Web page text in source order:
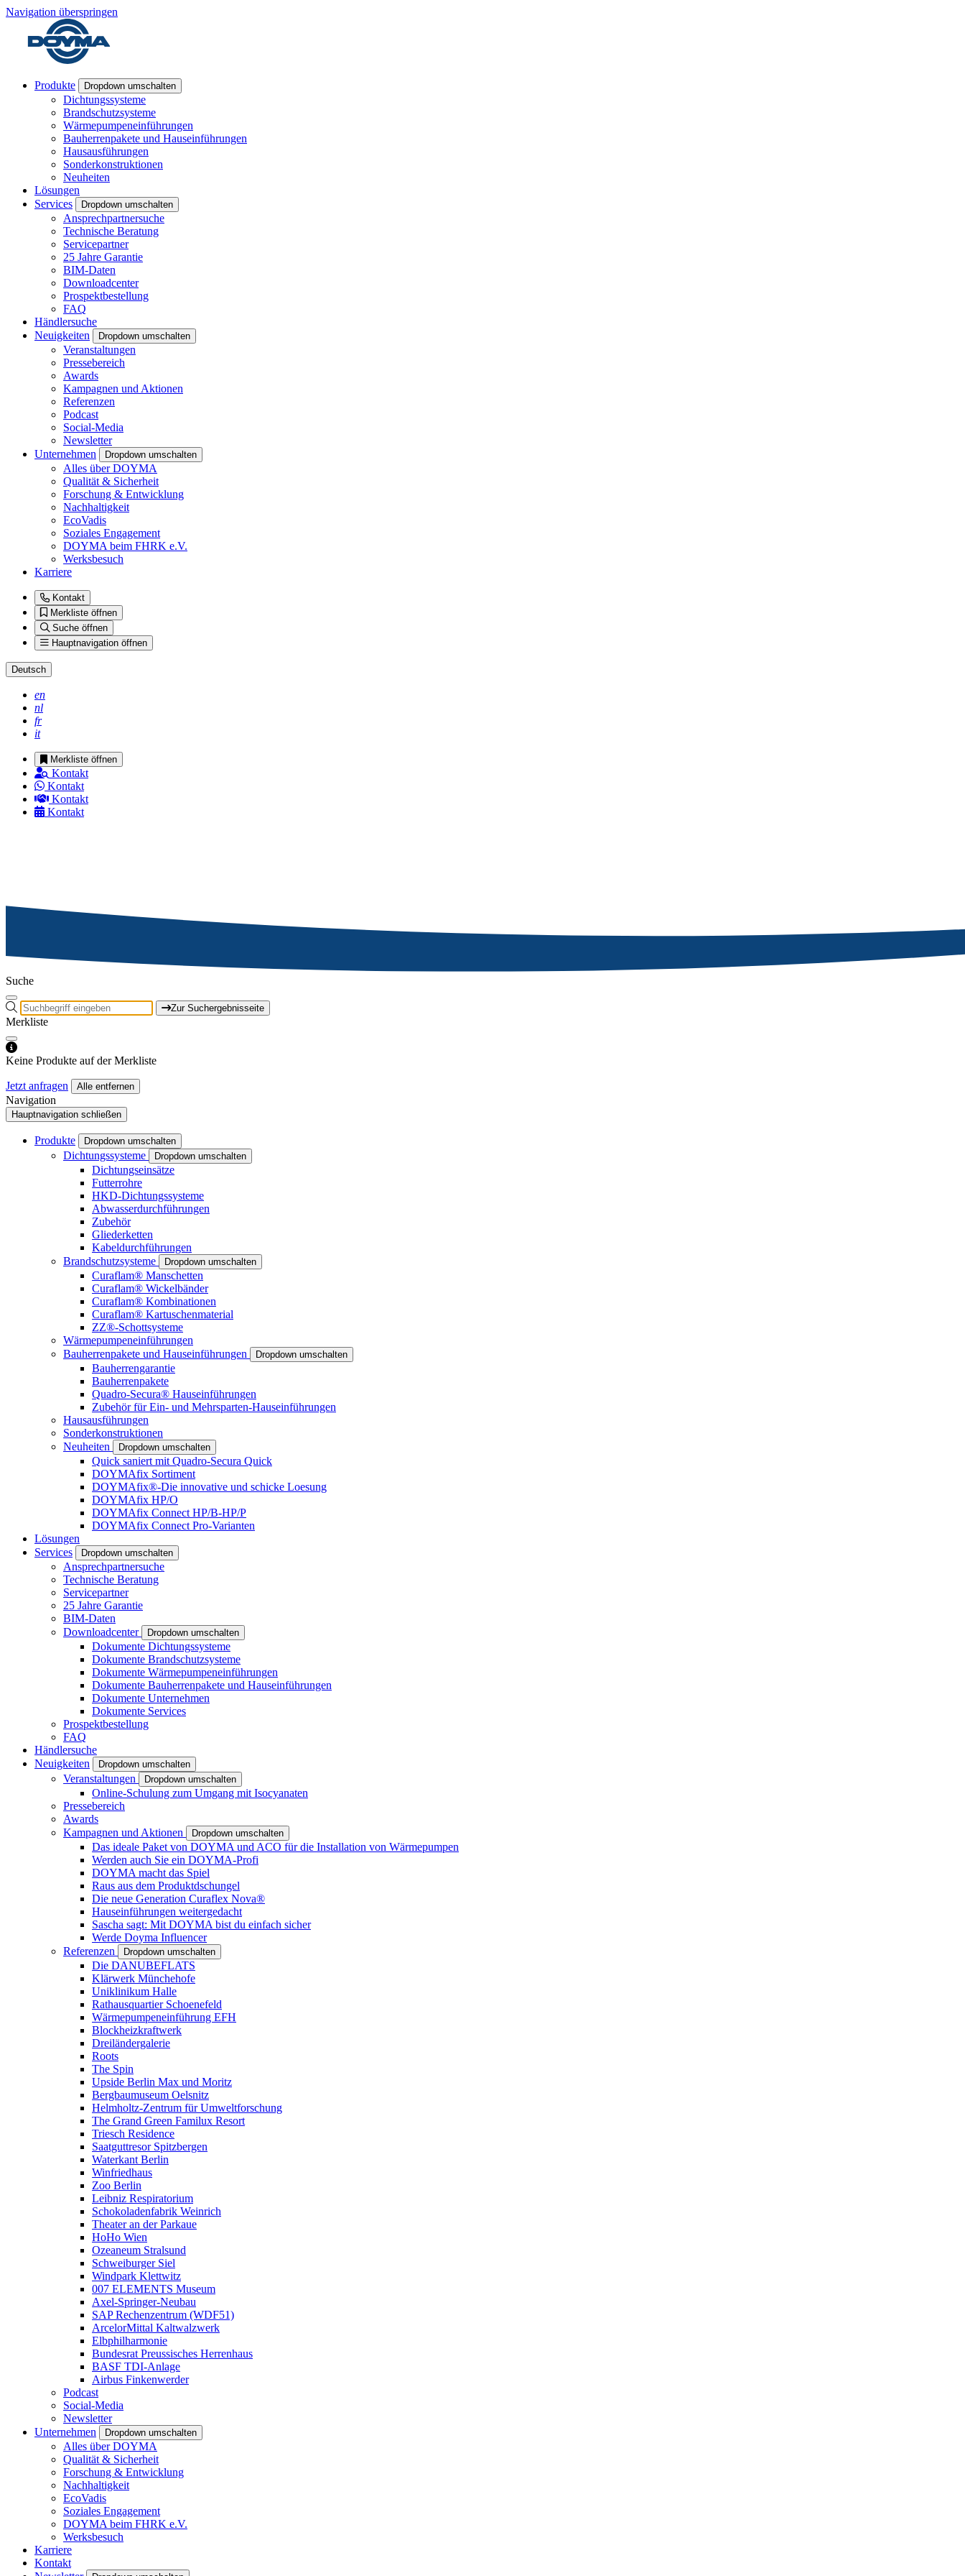
Navigation überspringen
Produkte Dropdown umschalten
Dichtungssysteme
Brandschutzsysteme
Wärmepumpeneinführungen
Bauherrenpakete und Hauseinführungen
Hausausführungen
Sonderkonstruktionen
Neuheiten
Lösungen
Services
Dropdown umschalten
Ansprechpartnersuche
Technische Beratung
Servicepartner
25 Jahre Garantie
BIM-Daten
Downloadcenter
Prospektbestellung
FAQ
Händlersuche
Neuigkeiten
Dropdown umschalten
Veranstaltungen
Pressebereich
Awards
Kampagnen und Aktionen
Referenzen
Podcast
Social-Media
Newsletter
Unternehmen
Dropdown umschalten
Alles über DOYMA
Qualität & Sicherheit
Forschung & Entwicklung
Nachhaltigkeit
EcoVadis
Soziales Engagement
DOYMA beim FHRK e.V.
Werksbesuch
Karriere
Kontakt
Merkliste öffnen
Suche öffnen
Hauptnavigation öffnen
Deutsch
en
nl
fr
it
Merkliste öffnen
Kontakt
Kontakt
Kontakt
Kontakt
Suche
Zur Suchergebnisseite
Merkliste
Keine Produkte auf der Merkliste
Jetzt anfragen Alle entfernen
Navigation
Hauptnavigation schließen
Produkte Dropdown umschalten
Dichtungssysteme Dropdown umschalten
Dichtungseinsätze
Futterrohre
HKD-Dichtungssysteme
Abwasserdurchführungen
Zubehör
Gliederketten
Kabeldurchführungen
Brandschutzsysteme
Dropdown umschalten
Curaflam® Manschetten
Curaflam® Wickelbänder
Curaflam® Kombinationen
Curaflam® Kartuschenmaterial
ZZ®-Schottsysteme
Wärmepumpeneinführungen
Bauherrenpakete und Hauseinführungen
Dropdown umschalten
Bauherrengarantie
Bauherrenpakete
Quadro-Secura® Hauseinführungen
Zubehör für Ein- und Mehrsparten-Hauseinführungen
Hausausführungen
Sonderkonstruktionen
Neuheiten
Dropdown umschalten
Quick saniert mit Quadro-Secura Quick
DOYMAfix Sortiment
DOYMAfix®-Die innovative und schicke Loesung
DOYMAfix HP/O
DOYMAfix Connect HP/B-HP/P
DOYMAfix Connect Pro-Varianten
Lösungen
Services
Dropdown umschalten
Ansprechpartnersuche
Technische Beratung
Servicepartner
25 Jahre Garantie
BIM-Daten
Downloadcenter
Dropdown umschalten
Dokumente Dichtungssysteme
Dokumente Brandschutzsysteme
Dokumente Wärmepumpeneinführungen
Dokumente Bauherrenpakete und Hauseinführungen
Dokumente Unternehmen
Dokumente Services
Prospektbestellung
FAQ
Händlersuche
Neuigkeiten
Dropdown umschalten
Veranstaltungen Dropdown umschalten
Online-Schulung zum Umgang mit Isocyanaten
Pressebereich
Awards
Kampagnen und Aktionen
Dropdown umschalten
Das ideale Paket von DOYMA und ACO für die Installation von Wärmepumpen
Werden auch Sie ein DOYMA-Profi
DOYMA macht das Spiel
Raus aus dem Produktdschungel
Die neue Generation Curaflex Nova®
Hauseinführungen weitergedacht
Sascha sagt: Mit DOYMA bist du einfach sicher
Werde Doyma Influencer
Referenzen
Dropdown umschalten
Die DANUBEFLATS
Klärwerk Münchehofe
Uniklinikum Halle
Rathausquartier Schoenefeld
Wärmepumpeneinführung EFH
Blockheizkraftwerk
Dreiländergalerie
Roots
The Spin
Upside Berlin Max und Moritz
Bergbaumuseum Oelsnitz
Helmholtz-Zentrum für Umweltforschung
The Grand Green Familux Resort
Triesch Residence
Saatguttresor Spitzbergen
Waterkant Berlin
Winfriedhaus
Zoo Berlin
Leibniz Respiratorium
Schokoladenfabrik Weinrich
Theater an der Parkaue
HoHo Wien
Ozeaneum Stralsund
Schweiburger Siel
Windpark Klettwitz
007 ELEMENTS Museum
Axel-Springer-Neubau
SAP Rechenzentrum (WDF51)
ArcelorMittal Kaltwalzwerk
Elbphilharmonie
Bundesrat Preussisches Herrenhaus
BASF TDI-Anlage
Airbus Finkenwerder
Podcast
Social-Media
Newsletter
Unternehmen
Dropdown umschalten
Alles über DOYMA
Qualität & Sicherheit
Forschung & Entwicklung
Nachhaltigkeit
EcoVadis
Soziales Engagement
DOYMA beim FHRK e.V.
Werksbesuch
Karriere
Kontakt